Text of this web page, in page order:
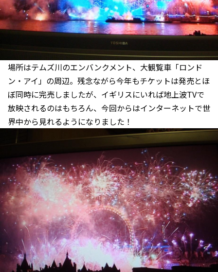
場所はテムズ川のエンバンクメント、大観覧車「ロンド
ン・アイ」の周辺。残念ながら今年もチケットは発売とほ
ぼ同時に完売しましたが、イギリスにいれば地上波TVで
放映されるのはもちろん、今回からはインターネットで世
界中から見れるようになりました！